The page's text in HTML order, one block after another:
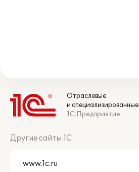
Отраслевые
и
1С:Предприятие
Другие сайты 1С